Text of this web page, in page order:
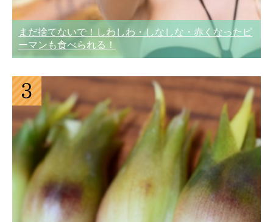
まだ捨てないで！しわしわ・しなしな・赤くなったピ
ーマンも食べられる！